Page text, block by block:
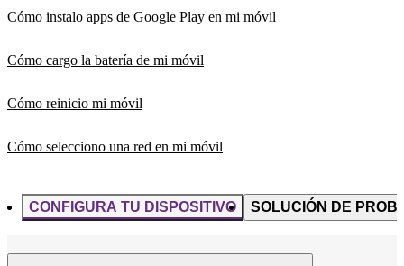
Cómo instalo apps de Google Play en mi móvil
Cómo cargo la batería de mi móvil
Cómo reinicio mi móvil
Cómo selecciono una red en mi móvil
CONFIGURA TU DISPOSITIVO SOLUCIÓN DE